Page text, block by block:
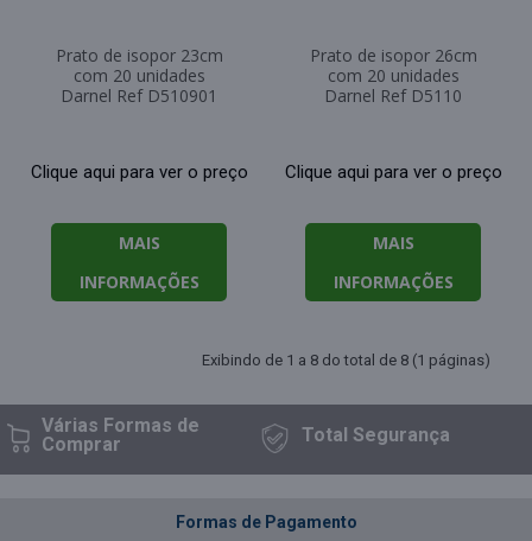
Prato de isopor 23cm
com 20 unidades
Darnel Ref D510901
Clique aqui para ver o preço
MAIS
INFORMAÇÕES
Prato de isopor 26cm
com 20 unidades
Darnel Ref D5110
Clique aqui para ver o preço
MAIS
INFORMAÇÕES
Exibindo de 1 a 8 do total de 8 (1 páginas)
Várias Formasde
Comprar
TotalSegurança
Formas de Pagamento